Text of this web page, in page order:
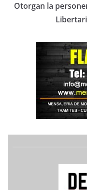
Otorgan la